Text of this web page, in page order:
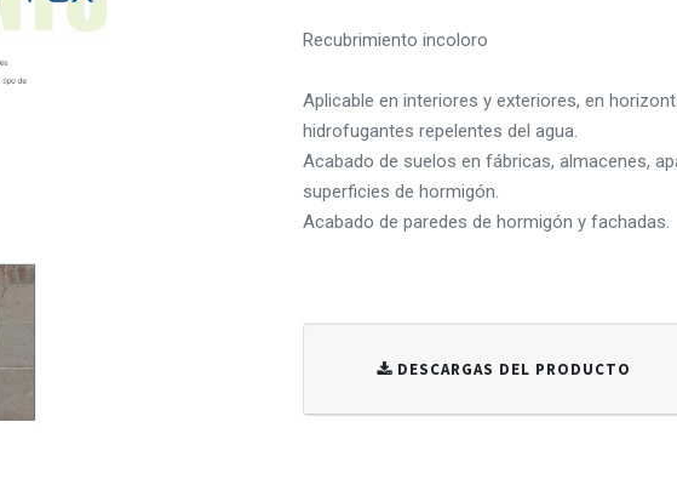
Recubrimiento incoloro
Aplicable en interiores y exteriores, en
hidrofugantes repelentes del agua.
Acabado de suelos en fábricas, almacenes,
superficies de hormigón.
Acabado de paredes de hormigón y fachadas.
DESCARGAS DEL PRODUCTO